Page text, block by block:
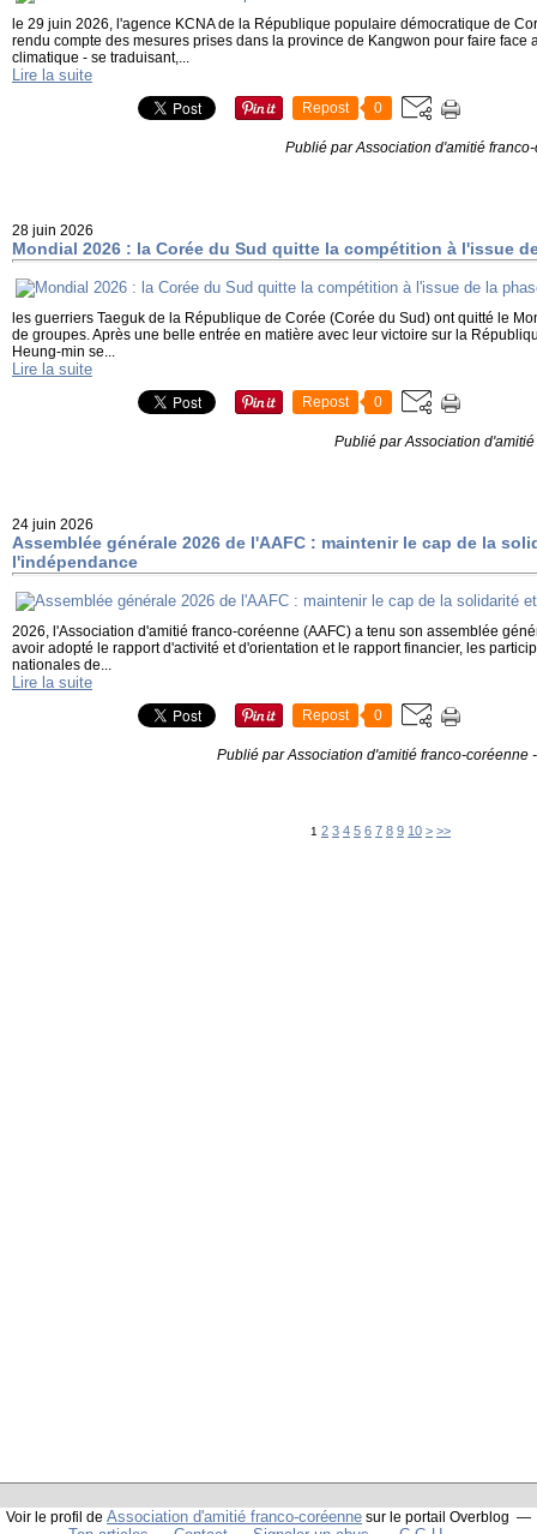
le 29 juin 2026, l'agence KCNA de la République populaire démocratique de
rendu compte des mesures prises dans la province de Kangwon pour faire face
climatique - se traduisant,...
Lire la suite
Repost 0
Publié par Association d'amitié
28 juin 2026
Mondial 2026 : la Corée du Sud quitte la compétition à l'issue
les guerriers Taeguk de la République de Corée (Corée du Sud) ont quitté le
de groupes. Après une belle entrée en matière avec leur victoire sur la
Heung-min se...
Lire la suite
Repost 0
Publié par Association
24 juin 2026
Assemblée générale 2026 de l'AAFC : maintenir le cap de la
l'indépendance
2026, l'Association d'amitié franco-coréenne (AAFC) a tenu son assemblée
avoir adopté le rapport d'activité et d'orientation et le rapport financier, les
nationales de...
Lire la suite
Repost 0
Publié par Association d'amitié franco-coréenne -
1 2 3 4 5 6 7 8 9 10 20
30
40
50
60
70
80
90
100
200
> >>
Voir le profil de Association d'amitié franco-coréenne sur le portail Overblog